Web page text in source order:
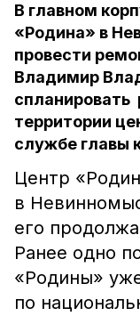
В главном
«Родина» в
провести
Владимир
спланировать
территории
службе главы
Центр
в
его
Ранее одно
«Родины»
по